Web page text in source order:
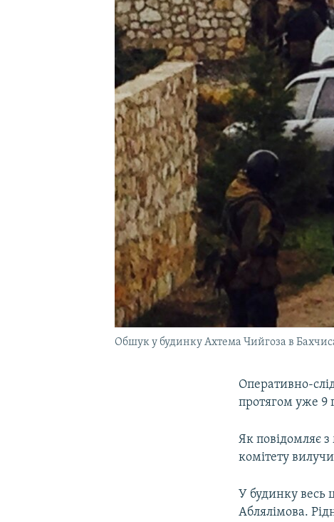
УКРАЇНСЬКА ПРОБЛЕМА КРИМУ
Обшук у будинку Ахтема Чийгоза в
Оперативно-
протягом уже 9
Як повідомляє з
комітету
У будинку весь
Аблялімова.